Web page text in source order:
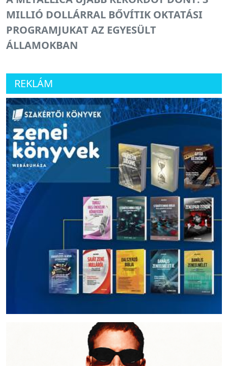
MILLIÓ DOLLÁRRAL BŐVÍTIK OKTATÁSI
PROGRAMJUKAT AZ EGYESÜLT
ÁLLAMOKBAN
REKLÁM